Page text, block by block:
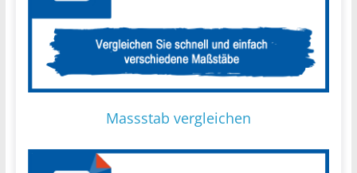
Massstab vergleichen